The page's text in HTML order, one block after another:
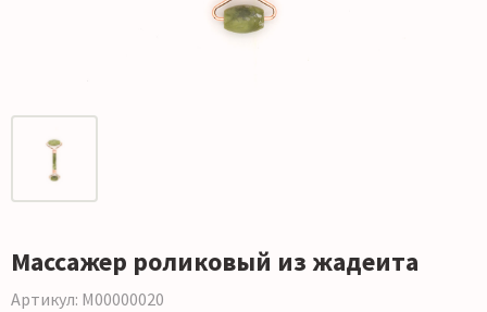
Массажер роликовый из жадеита
Артикул: М00000020